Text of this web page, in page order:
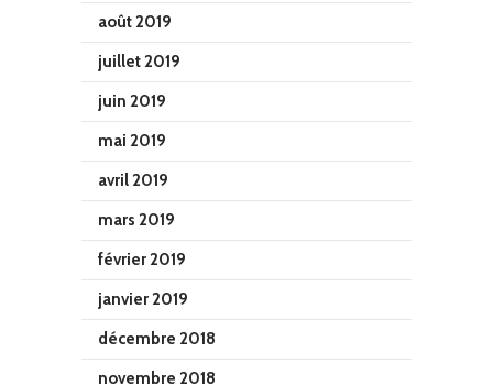
août 2019
juillet 2019
juin 2019
mai 2019
avril 2019
mars 2019
février 2019
janvier 2019
décembre 2018
novembre 2018